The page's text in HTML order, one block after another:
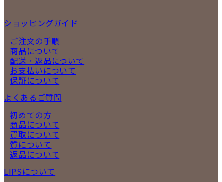
ショッピングガイド
ご注文の手順
商品について
配送・返品について
お支払いについて
保証について
よくあるご質問
初めての方
商品について
買取について
質について
返品について
LIPSについて